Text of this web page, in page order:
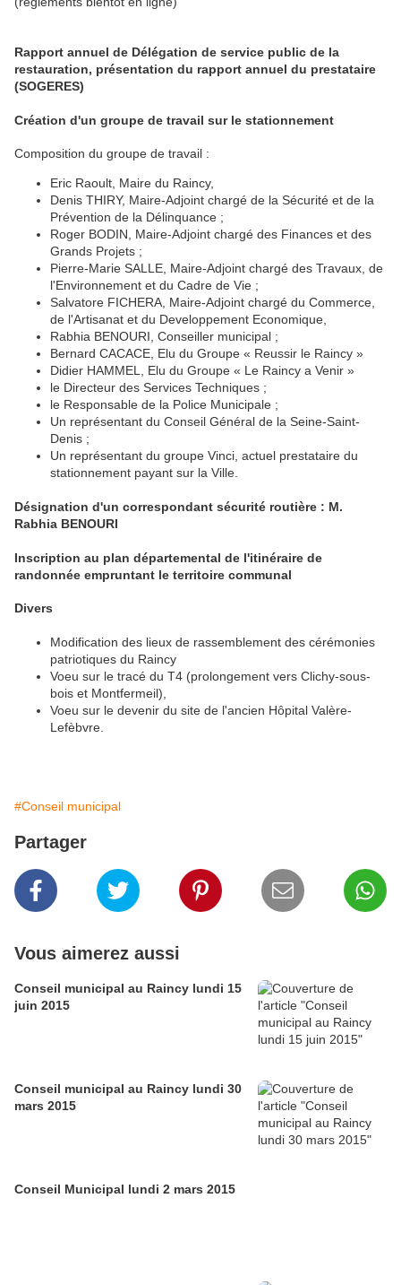
Rapport annuel de Délégation de service public de la
restauration, présentation du rapport annuel du prestataire
(SOGERES)
Création d'un groupe de travail sur le stationnement
Composition du groupe de travail :
Eric Raoult, Maire du Raincy,
Denis THIRY, Maire-Adjoint chargé de la Sécurité et de la
Prévention de la Délinquance ;
Roger BODIN, Maire-Adjoint chargé des Finances et des
Grands Projets ;
Pierre-Marie SALLE, Maire-Adjoint chargé des Travaux, de
l'Environnement et du Cadre de Vie ;
Salvatore FICHERA, Maire-Adjoint chargé du Commerce,
de l'Artisanat et du Developpement Economique,
Rabhia BENOURI, Conseiller municipal ;
Bernard CACACE, Elu du Groupe « Reussir le Raincy »
Didier HAMMEL, Elu du Groupe « Le Raincy a Venir »
le Directeur des Services Techniques ;
le Responsable de la Police Municipale ;
Un représentant du Conseil Général de la Seine-Saint-
Denis ;
Un représentant du groupe Vinci, actuel prestataire du
stationnement payant sur la Ville.
Désignation d'un correspondant sécurité routière : M.
Rabhia BENOURI
Inscription au plan départemental de l'itinéraire de
randonnée empruntant le territoire communal
Divers
Modification des lieux de rassemblement des cérémonies
patriotiques du Raincy
Voeu sur le tracé du T4 (prolongement vers Clichy-sous-
bois et Montfermeil),
Voeu sur le devenir du site de l'ancien Hôpital Valère-
Lefèbvre.
#Conseil municipal
Partager
Vous aimerez aussi
Conseil municipal au Raincy lundi 15
juin 2015
Conseil municipal au Raincy lundi 30
mars 2015
Conseil Municipal lundi 2 mars 2015